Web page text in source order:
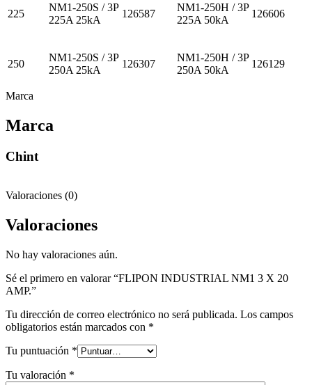
225
NM1-250S / 3P
225A 25kA
126587
NM1-250H / 3P
225A 50kA
126606
250
NM1-250S / 3P
250A 25kA
126307
NM1-250H / 3P
250A 50kA
126129
Marca
Marca
Chint
Valoraciones (0)
Valoraciones
No hay valoraciones aún.
Sé el primero en valorar “FLIPON INDUSTRIAL NM1 3 X 20
AMP.”
Tu dirección de correo electrónico no será publicada. Los campos
obligatorios están marcados con *
Tu puntuación *
Tu valoración *